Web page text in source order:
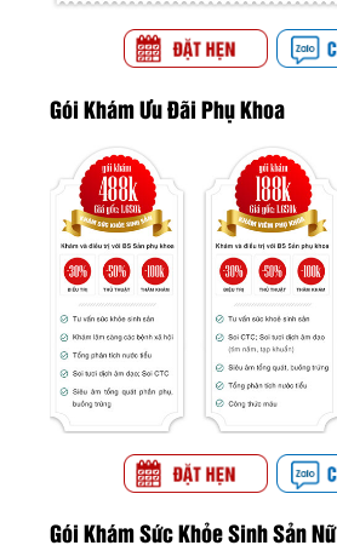
Gói Khám Ưu Đãi Phụ Khoa
Gói Khám Sức Khỏe Sinh Sản Nữ